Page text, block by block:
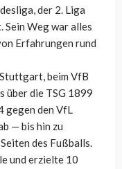
der 2. Liga
Sein Weg war alles
Erfahrungen rund
beim VfB
die TSG 1899
gegen den VfL
— bis hin zu
des Fußballs.
und erzielte 10